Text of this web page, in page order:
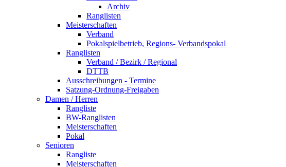
Archiv
Ranglisten
Meisterschaften
Verband
Pokalspielbetrieb, Regions- Verbandspokal
Ranglisten
Verband / Bezirk / Regional
DTTB
Ausschreibungen - Termine
Satzung-Ordnung-Freigaben
Damen / Herren
Rangliste
BW-Ranglisten
Meisterschaften
Pokal
Senioren
Rangliste
Meisterschaften